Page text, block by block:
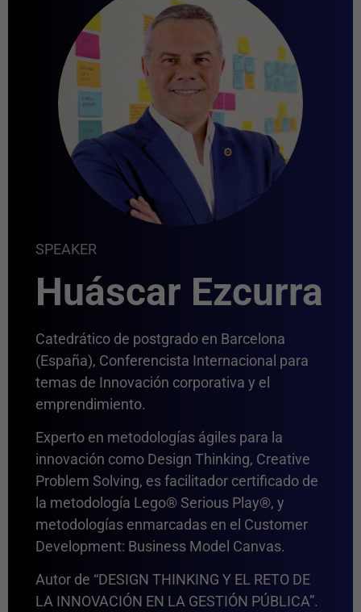
SPEAKER
Huáscar Ezcurra
Catedrático de postgrado en Barcelona
(España), Conferencista Internacional para
temas de Innovación corporativa y el
emprendimiento.
Experto en metodologías ágiles para la
innovación como Design Thinking, Creative
Problem Solving, es facilitador certificado de
la metodología Lego® Serious Play®, y
metodologías enmarcadas en el Customer
Development: Business Model Canvas.
Autor de “DESIGN THINKING Y EL RETO DE
LA INNOVACIÓN EN LA GESTIÓN PÚBLICA”.